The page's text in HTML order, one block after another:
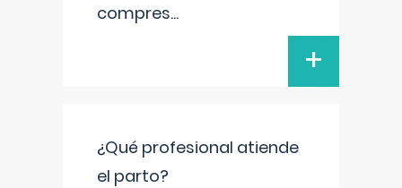
compres...
+
¿Qué profesional atiende
el parto?